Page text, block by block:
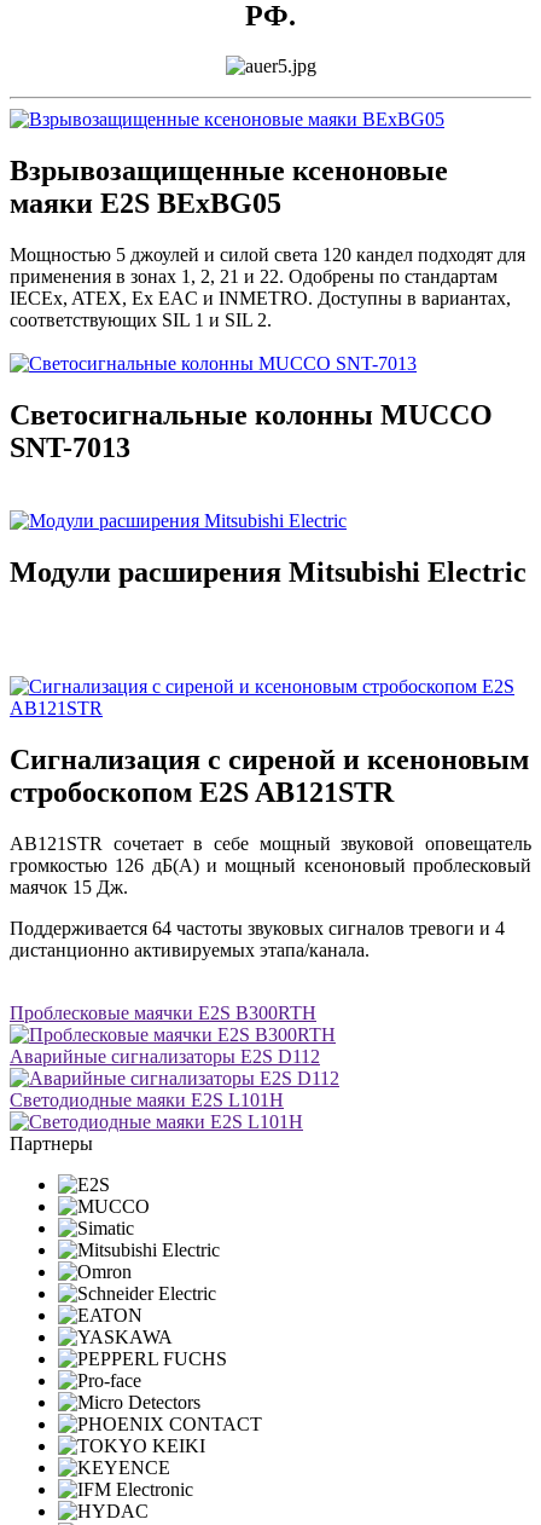
РФ.
Взрывозащищенные ксеноновые
маяки E2S BExBG05
Мощностью 5 джоулей и силой света 120 кандел подходят для
применения в зонах 1, 2, 21 и 22. Одобрены по стандартам
IECEx, ATEX, Ex EAC и INMETRO. Доступны в вариантах,
соответствующих SIL 1 и SIL 2.
Светосигнальные колонны MUCCO
SNT-7013
Модули расширения Mitsubishi Electric
Сигнализация с сиреной и ксеноновым
стробоскопом E2S AB121STR
AB121STR сочетает в себе мощный звуковой оповещатель
громкостью 126 дБ(A) и мощный ксеноновый проблесковый
маячок 15 Дж.
Поддерживается 64 частоты звуковых сигналов тревоги и 4
дистанционно активируемых этапа/канала.
Проблесковые маячки E2S B300RTH
Аварийные сигнализаторы E2S D112
Светодиодные маяки E2S L101H
Партнеры